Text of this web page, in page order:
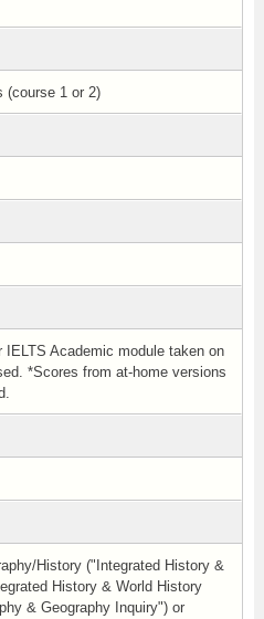
(course 1 or 2)
Academic module taken on
*Scores from at-home versions
History ("Integrated History &
History & World History
& Geography Inquiry") or